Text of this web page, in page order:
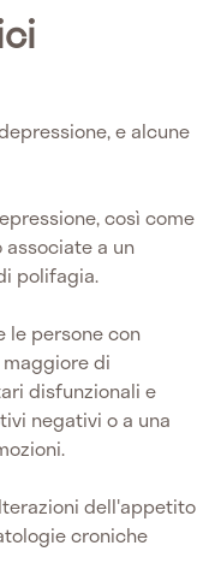
e alcune
così come
a un
polifagia.
le persone con
di
disfunzionali e
negativi o a una
dell'appetito
croniche